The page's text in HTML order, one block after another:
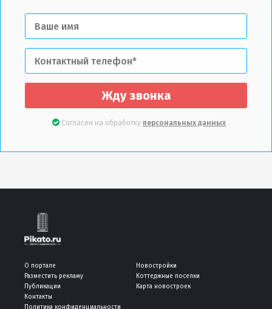
Жду звонка
Согласен на обработку персональных данных
О портале
Разместить рекламу
Публикации
Контакты
Политика конфиденциальности
Новостройки
Коттеджные поселки
Карта новостроек